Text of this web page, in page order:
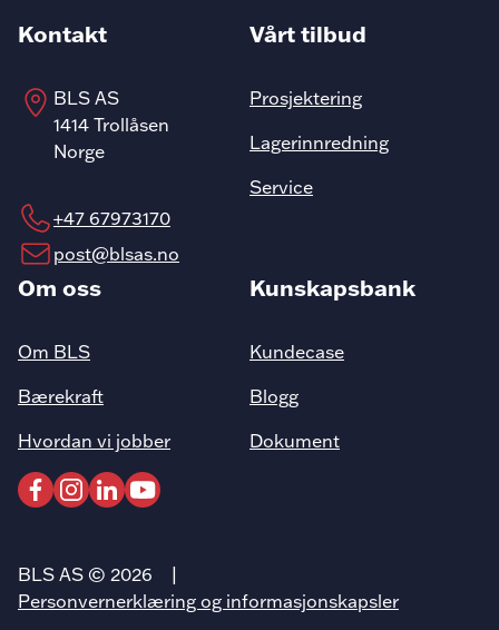
Kontakt
BLS AS
1414 Trollåsen
Norge
+47 67973170
post@blsas.no
Vårt tilbud
Prosjektering
Lagerinnredning
Service
Om oss
Om BLS
Bærekraft
Hvordan vi jobber
Kunskapsbank
Kundecase
Blogg
Dokument
BLS AS © 2026
Personvernerklæring og informasjonskapsler